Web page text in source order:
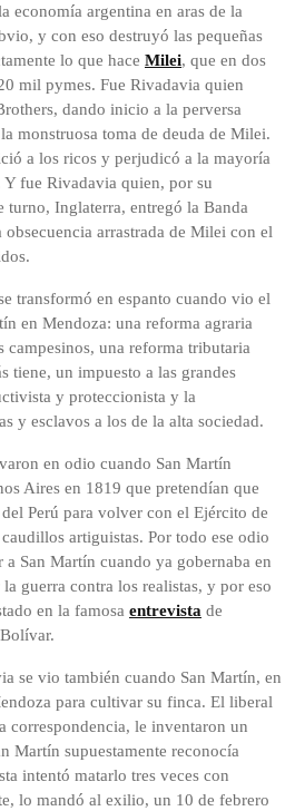
economía argentina en aras de la
y con eso destruyó las pequeñas
lo que hace Milei, que en dos
mil pymes. Fue Rivadavia quien
dando inicio a la perversa
monstruosa toma de deuda de Milei.
a los ricos y perjudicó a la mayoría
fue Rivadavia quien, por su
Inglaterra, entregó la Banda
arrastrada de Milei con el
transformó en espanto cuando vio el
en Mendoza: una reforma agraria
campesinos, una reforma tributaria
tiene, un impuesto a las grandes
y proteccionista y la
y esclavos a los de la alta sociedad.
en odio cuando San Martín
Aires en 1819 que pretendían que
Perú para volver con el Ejército de
artiguistas. Por todo ese odio
San Martín cuando ya gobernaba en
guerra contra los realistas, y por eso
en la famosa entrevista de
se vio también cuando San Martín, en
para cultivar su finca. El liberal
correspondencia, le inventaron un
Martín supuestamente reconocía
intentó matarlo tres veces con
lo mandó al exilio, un 10 de febrero